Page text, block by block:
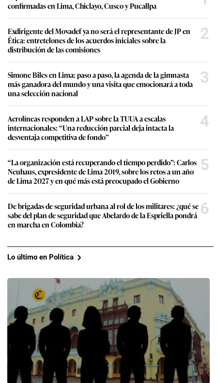
confirmadas en Lima, Chiclayo, Cusco y Pucallpa
Exdirigente del Movadef ya no será el representante de JP en
Ética: entretelones de los acuerdos iniciales sobre la
distribución de las comisiones
2
Simone Biles en Lima: paso a paso, la agenda de la gimnasta
más ganadora del mundo y una visita que emocionará a toda
una selección nacional
3
Aerolíneas responden a LAP sobre la TUUA a escalas
internacionales: “Una reducción parcial deja intacta la
desventaja competitiva de fondo”
4
“La organización está recuperando el tiempo perdido”: Carlos
Neuhaus, expresidente de Lima 2019, sobre los retos a un año
de Lima 2027 y en qué más está preocupado el Gobierno
5
De brigadas de seguridad urbana al rol de los militares: ¿qué se
sabe del plan de seguridad que Abelardo de la Espriella pondrá
en marcha en Colombia?
6
Lo último en Política